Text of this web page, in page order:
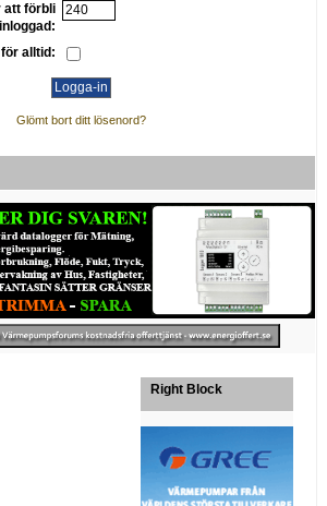
att förbli
inloggad:
alltid:
Glömt bort ditt lösenord?
Right Block